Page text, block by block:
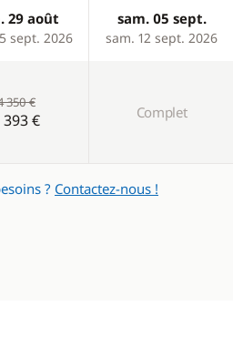
29 août
sept. 2026
sam. 05 sept.
sam. 12 sept. 2026
350 €
393 € Complet
? Contactez-nous !